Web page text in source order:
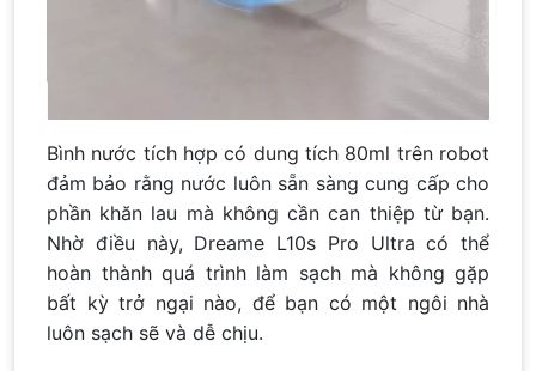
Bình nước tích hợp có dung tích 80ml trên robot
đảm bảo rằng nước luôn sẵn sàng cung cấp cho
phần khăn lau mà không cần can thiệp từ bạn.
Nhờ điều này, Dreame L10s Pro Ultra có thể
hoàn thành quá trình làm sạch mà không gặp
bất kỳ trở ngại nào, để bạn có một ngôi nhà
luôn sạch sẽ và dễ chịu.